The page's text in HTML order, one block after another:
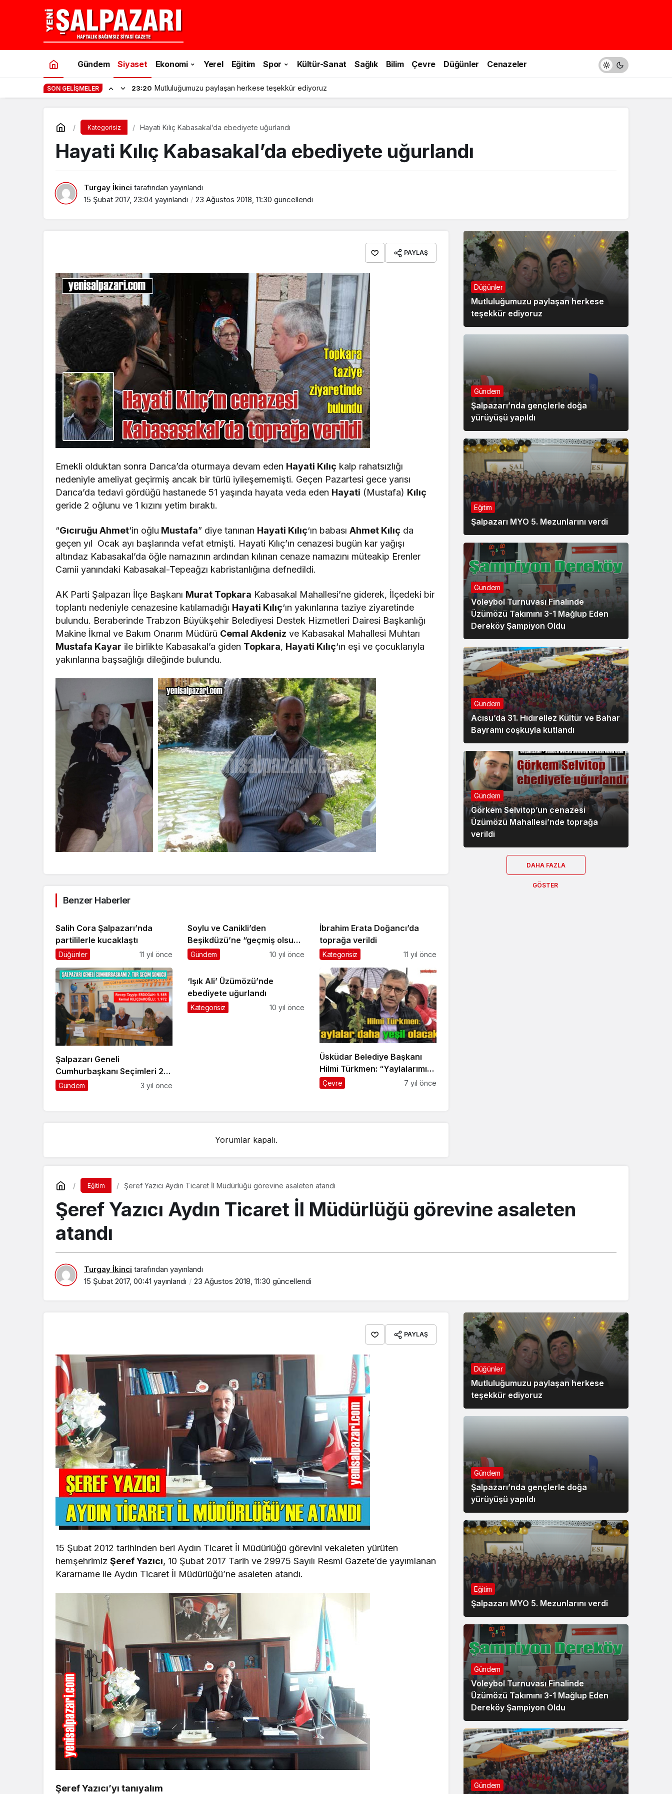
Gündem Siyaset Ekonomi Yerel Eğitim Spor Kültür-Sanat Sağlık Bilim Çevre Düğünler Cenazeler
SON GELIŞMELER 23:20 Mutluluğumuzu paylaşan herkese teşekkür ediyoruz
Kategorisiz Hayati Kılıç Kabasakal’da ebediyete uğurlandı
Hayati Kılıç Kabasakal’da ebediyete uğurlandı
Turgay İkinci tarafından yayınlandı
15 Şubat 2017, 23:04 yayınlandı 23 Ağustos 2018, 11:30 güncellendi
PAYLAŞ
Emekli olduktan sonra Darıca’da oturmaya devam eden Hayati Kılıç kalp rahatsızlığı
nedeniyle ameliyat geçirmiş ancak bir türlü iyileşememişti. Geçen Pazartesi gece yarısı
Darıca’da tedavi gördüğü hastanede 51 yaşında hayata veda eden Hayati (Mustafa) Kılıç
geride 2 oğlunu ve 1 kızını yetim bıraktı.
“Gıcıruğu Ahmet‘in oğlu Mustafa” diye tanınan Hayati Kılıç‘ın babasıAhmet Kılıç da
geçen yıl Ocak ayı başlarında vefat etmişti. Hayati Kılıç’ın cenazesi bugün kar yağışı
altındaz Kabasakal’da öğle namazının ardından kılınan cenaze namazını müteakip Erenler
Camii yanındaki Kabasakal-Tepeağzı kabristanlığına defnedildi.
AK Parti Şalpazarı İlçe Başkanı Murat Topkara Kabasakal Mahallesi’ne giderek, İlçedeki bir
toplantı nedeniyle cenazesine katılamadığı Hayati Kılıç‘ın yakınlarına taziye ziyaretinde
bulundu. Beraberinde Trabzon Büyükşehir Belediyesi Destek Hizmetleri Dairesi Başkanlığı
Makine İkmal ve Bakım Onarım Müdürü Cemal Akdeniz ve Kabasakal Mahallesi Muhtarı
Mustafa Kayar ile birlikte Kabasakal’a giden Topkara, Hayati Kılıç‘ın eşi ve çocuklarıyla
yakınlarına başsağlığı dileğinde bulundu.
Benzer Haberler
Salih Cora Şalpazarı’nda
partililerle kucaklaştı
Düğünler 11 yıl önce
Soylu ve Canikli’den
Beşikdüzü’ne “geçmiş olsun
ziyareti”
Gündem 10 yıl önce
İbrahim Erata Doğancı’da
toprağa verildi
Kategorisiz 11 yıl önce
Şalpazarı Geneli
Cumhurbaşkanı Seçimleri 2.
Tur Sonuçları
Gündem 3 yıl önce
‘Işık Ali’ Üzümözü’nde
ebediyete uğurlandı
Kategorisiz 10 yıl önce
Üsküdar Belediye Başkanı
Hilmi Türkmen: “Yaylalarımız
daha yeşil olacak” dedi
Çevre 7 yıl önce
Yorumlar kapalı.
Düğünler
Mutluluğumuzu paylaşan herkese
teşekkür ediyoruz
Gündem
Şalpazarı’nda gençlerle doğa
yürüyüşü yapıldı
Eğitim
Şalpazarı MYO 5. Mezunlarını verdi
Gündem
Voleybol Turnuvası Finalinde
Üzümözü Takımını 3-1 Mağlup Eden
Dereköy Şampiyon Oldu
Gündem
Acısu’da 31. Hıdırellez Kültür ve Bahar
Bayramı coşkuyla kutlandı
Gündem
Görkem Selvitop’un cenazesi
Üzümözü Mahallesi’nde toprağa
verildi
DAHA FAZLA
GÖSTER
Eğitim Şeref Yazıcı Aydın Ticaret İl Müdürlüğü görevine asaleten atandı
Şeref Yazıcı Aydın Ticaret İl Müdürlüğü görevine asaleten
atandı
Turgay İkinci tarafından yayınlandı
15 Şubat 2017, 00:41 yayınlandı 23 Ağustos 2018, 11:30 güncellendi
PAYLAŞ
15 Şubat 2012 tarihinden beri Aydın Ticaret İl Müdürlüğü görevini vekaleten yürüten
hemşehrimizŞeref Yazıcı, 10 Şubat 2017 Tarih ve 29975 Sayılı Resmi Gazete’de yayımlanan
Kararname ile Aydın Ticaret İl Müdürlüğü’ne asaleten atandı.
Şeref Yazıcı’yı tanıyalım
Düğünler
Mutluluğumuzu paylaşan herkese
teşekkür ediyoruz
Gündem
Şalpazarı’nda gençlerle doğa
yürüyüşü yapıldı
Eğitim
Şalpazarı MYO 5. Mezunlarını verdi
Gündem
Voleybol Turnuvası Finalinde
Üzümözü Takımını 3-1 Mağlup Eden
Dereköy Şampiyon Oldu
Gündem